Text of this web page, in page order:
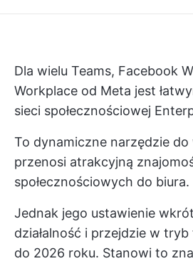
Dla wielu Teams, Facebook
Workplace od Meta jest
sieci społecznościowej
To dynamiczne narzędzie do
przenosi atrakcyjną
społecznościowych do biura.
Jednak jego ustawienie
działalność i przejdzie w
do 2026 roku. Stanowi to